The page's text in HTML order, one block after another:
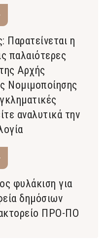
Παρατείνεται η
παλαιότερες
Αρχής
Νομιμοποίησης
αναλυτικά την
φυλάκιση για
δημόσιων
ΠΡΟ-ΠΟ